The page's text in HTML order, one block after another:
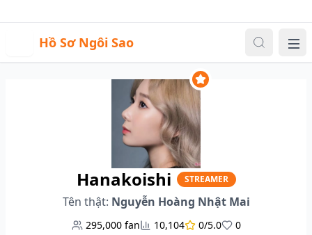
Hồ Sơ Ngôi Sao
Hanakoishi STREAMER
Tên thật: Nguyễn Hoàng Nhật Mai
295,000 fan 10,104 0/5.0 0